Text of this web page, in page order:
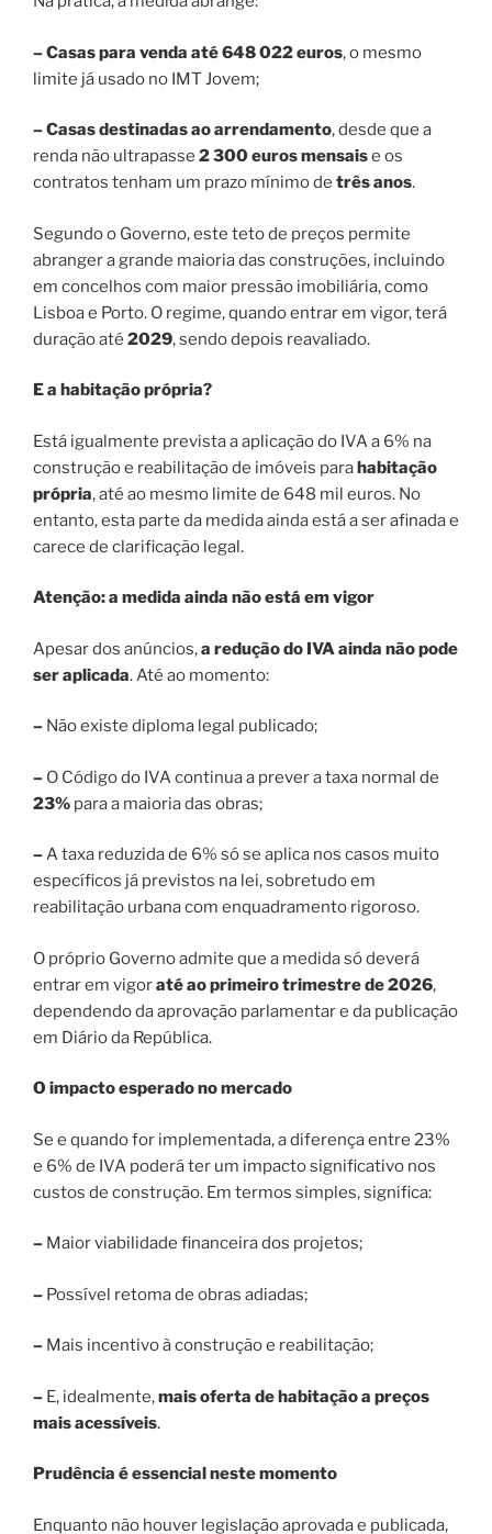
– Casas para venda até 648 022 euros, o mesmo
limite já usado no IMT Jovem;
– Casas destinadas ao arrendamento, desde que a
renda não ultrapasse 2 300 euros mensaise os
contratos tenham um prazo mínimo de três anos.
Segundo o Governo, este teto de preços permite
abranger a grande maioria das construções, incluindo
em concelhos com maior pressão imobiliária, como
Lisboa e Porto. O regime, quando entrar em vigor, terá
duração até 2029, sendo depois reavaliado.
E a habitação própria?
Está igualmente prevista a aplicação do IVA a 6% na
construção e reabilitação de imóveis parahabitação
própria, até ao mesmo limite de 648 mil euros. No
entanto, esta parte da medida ainda está a ser afinada e
carece de clarificação legal.
Atenção: a medida ainda não está em vigor
Apesar dos anúncios,a redução do IVA ainda não pode
ser aplicada. Até ao momento:
– Não existe diploma legal publicado;
– O Código do IVA continua a prever a taxa normal de
23% para a maioria das obras;
–A taxa reduzida de 6% só se aplica nos casos muito
específicos já previstos na lei, sobretudo em
reabilitação urbana com enquadramento rigoroso.
O próprio Governo admite que a medida só deverá
entrar em vigoraté ao primeiro trimestre de 2026,
dependendo da aprovação parlamentar e da publicação
em Diário da República.
O impacto esperado no mercado
Se e quando for implementada, a diferença entre 23%
e 6% de IVA poderá ter um impacto significativo nos
custos de construção. Em termos simples, significa:
– Maior viabilidade financeira dos projetos;
– Possível retoma de obras adiadas;
– Mais incentivo à construção e reabilitação;
– E, idealmente,mais oferta de habitação a preços
mais acessíveis.
Prudência é essencial neste momento
Enquanto não houver legislação aprovada e publicada,